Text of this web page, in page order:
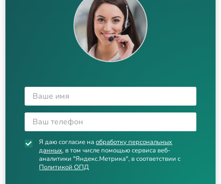
Я даю согласие наобработку персональных
данных, в том числе помощью сервиса веб-
аналитики "Яндекс.Метрика", в соответствии с
Политикой ОПД